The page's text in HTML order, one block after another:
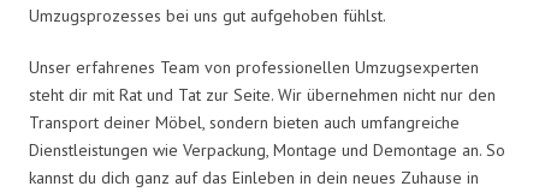
Umzugsprozesses bei uns gut aufgehoben fühlst.
Unser erfahrenes Team von professionellen Umzugsexperten
steht dir mit Rat und Tat zur Seite. Wir übernehmen nicht nur den
Transport deiner Möbel, sondern bieten auch umfangreiche
Dienstleistungen wie Verpackung, Montage und Demontage an. So
kannst du dich ganz auf das Einleben in dein neues Zuhause in